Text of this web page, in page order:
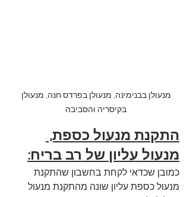
מנעולן בבנימינה, מנעולן בפרדס חנה, מנעולן
בקיסריה והסביבה
התקנת מנעול כספת,
מנעול עליון של רב בריח:
כמובן שכדאי לקחת בחשבון שהתקנת
מנעול כספת עליון שונה מהתקנת מנעול